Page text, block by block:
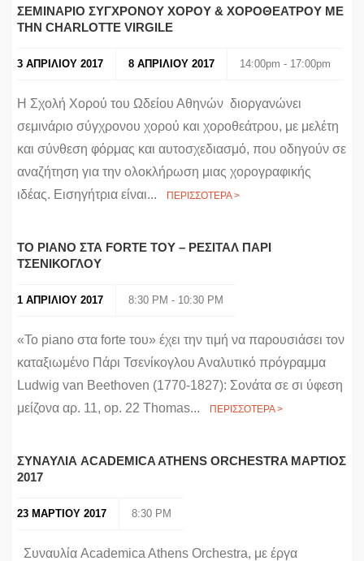
ΣΕΜΙΝΑΡΙΟ ΣΥΓΧΡΟΝΟΥ ΧΟΡΟΥ & ΧΟΡΟΘΕΑΤΡΟΥ ΜΕ
ΤΗΝ CHARLOTTE VIRGILE
3 ΑΠΡΙΛΙΟΥ 2017 8 ΑΠΡΙΛΙΟΥ 2017 14:00pm - 17:00pm
H Σχολή Χορού του Ωδείου Αθηνών διοργανώνει
σεμινάριο σύγχρονου χορού και χοροθεάτρου, με μελέτη
και σύνθεση φόρμας και αυτοσχεδιασμό, που οδηγούν σε
αναζήτηση για την ολοκλήρωση μιας χορογραφικής
ιδέας. Εισηγήτρια είναι...
ΠΕΡΙΣΣΟΤΕΡΑ >
ΤΟ PIANO ΣΤΑ FORTE ΤΟΥ – ΡΕΣΙΤΑΛ ΠΑΡΙ
ΤΣΕΝΙΚΟΓΛΟΥ
1 ΑΠΡΙΛΙΟΥ 2017 8:30 PM - 10:30 PM
«Το piano στα forte του» έχει την τιμή να παρουσιάσει τον
καταξιωμένο Πάρι Τσενίκογλου Αναλυτικό πρόγραμμα
Ludwig van Beethoven (1770-1827): Σονάτα σε σι ύφεση
μείζονα αρ. 11, op. 22 Thomas...
ΠΕΡΙΣΣΟΤΕΡΑ >
ΣΥΝΑΥΛΙΑ ACADEMICA ATHENS ORCHESTRA MΑΡΤΙΟΣ
2017
23 ΜΑΡΤΙΟΥ 2017 8:30 PM
Συναυλία Academica Athens Orchestra, με έργα